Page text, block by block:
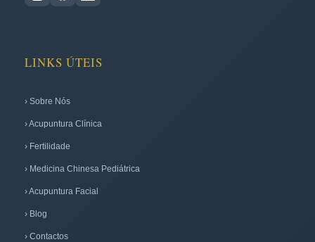
LINKS ÚTEIS
› Sobre Nós
› Acupuntura Clínica
› Fertilidade
› Medicina Chinesa Pediátrica
› Acupuntura Facial
› Blog
› Contactos